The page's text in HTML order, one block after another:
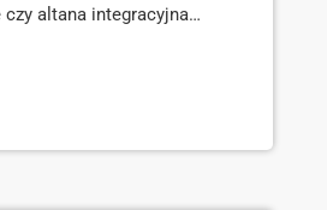
altana integracyjna